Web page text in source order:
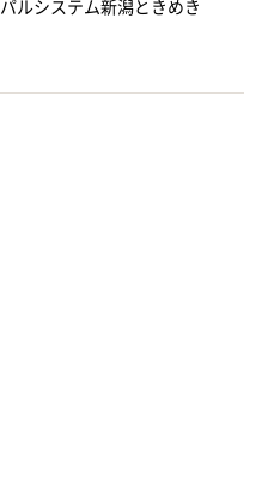
パルシステム新潟ときめき